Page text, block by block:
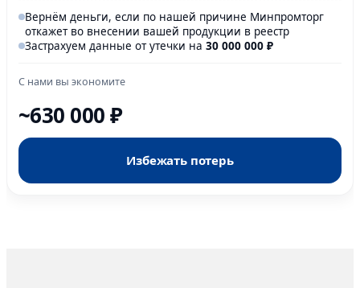
Вернём деньги, если по нашей причине Минпромторг
откажет во внесении вашей продукции в реестр
Застрахуем данные от утечки на 30 000 000 ₽
С нами вы экономите
~630 000 ₽
Избежать потерь